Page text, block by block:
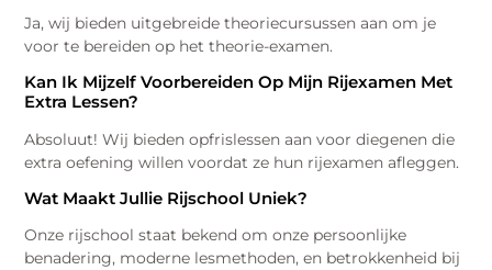
Ja, wij bieden uitgebreide theoriecursussen aan om je
voor te bereiden op het theorie-examen.
Kan Ik Mijzelf Voorbereiden Op Mijn Rijexamen Met
Extra Lessen?
Absoluut! Wij bieden opfrislessen aan voor diegenen die
extra oefening willen voordat ze hun rijexamen afleggen.
Wat Maakt Jullie Rijschool Uniek?
Onze rijschool staat bekend om onze persoonlijke
benadering, moderne lesmethoden, en betrokkenheid bij